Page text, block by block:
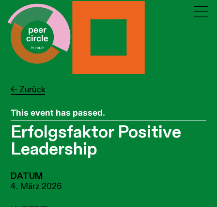
← Zurück
This event has passed.
Erfolgsfaktor Positive
Leadership
DATUM
4. März 2026